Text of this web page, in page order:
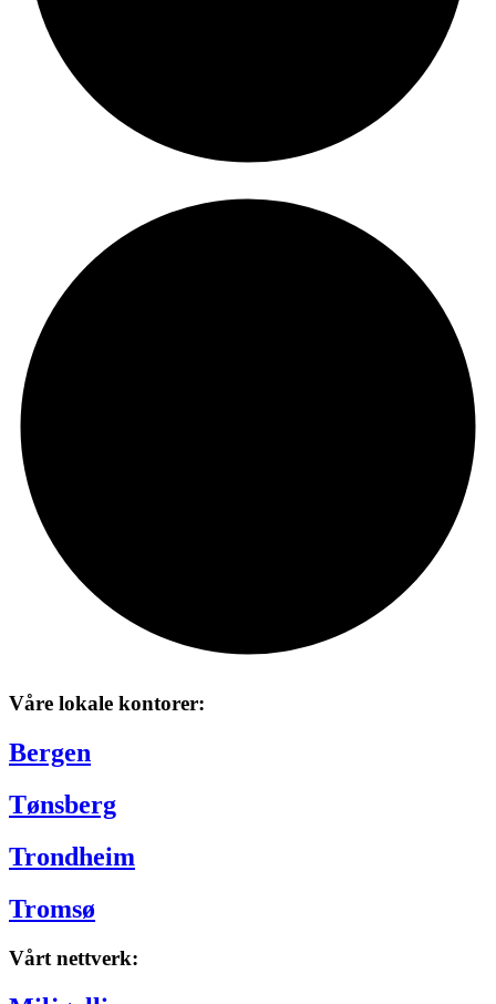
Våre lokale kontorer:
Bergen
Tønsberg
Trondheim
Tromsø
Vårt nettverk: